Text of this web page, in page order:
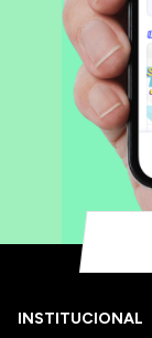
INSTITUCIONAL